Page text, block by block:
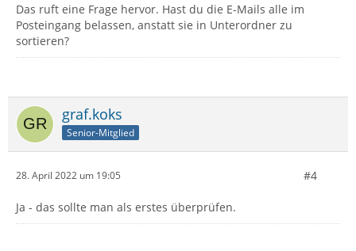
Das ruft eine Frage hervor. Hast du die E-Mails alle im
Posteingang belassen, anstatt sie in Unterordner zu
sortieren?
graf.koks
Senior-Mitglied
28. April 2022 um 19:05 #4
Ja - das sollte man als erstes überprüfen.